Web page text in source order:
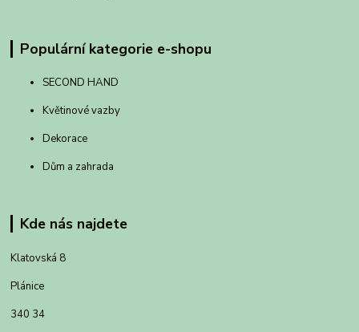
Populární kategorie e-shopu
SECOND HAND
Květinové vazby
Dekorace
Dům a zahrada
Kde nás najdete
Klatovská 8
Plánice
340 34